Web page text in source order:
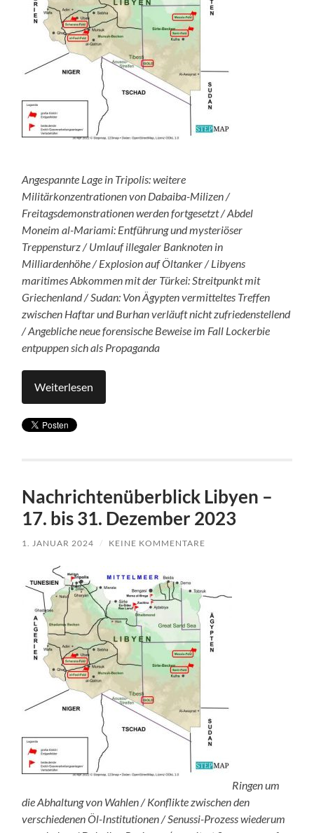
Angespannte Lage in Tripolis: weitere
Militärkonzentrationen von Dabaiba-Milizen /
Freitagsdemonstrationen werden fortgesetzt / Abdel
Moneim al-Mariami: Entführung und mysteriöser
Treppensturz / Umlauf illegaler Banknoten in
Milliardenhöhe / Explosion auf Öltanker / Libyens
maritimes Abkommen mit der Türkei: Streitpunkt mit
Griechenland / Sudan: Von Ägypten vermitteltes Treffen
zwischen Haftar und Burhan verläuft nicht zufriedenstellend
/ Angebliche neue forensische Beweise im Fall Lockerbie
entpuppen sich als Propaganda
Weiterlesen
Nachrichtenüberblick Libyen –
17. bis 31. Dezember 2023
1. JANUAR 2024 / KEINE KOMMENTARE
Ringen um
die Abhaltung von Wahlen / Konflikte zwischen den
verschiedenen Öl-Institutionen / Senussi-Prozess wiederum